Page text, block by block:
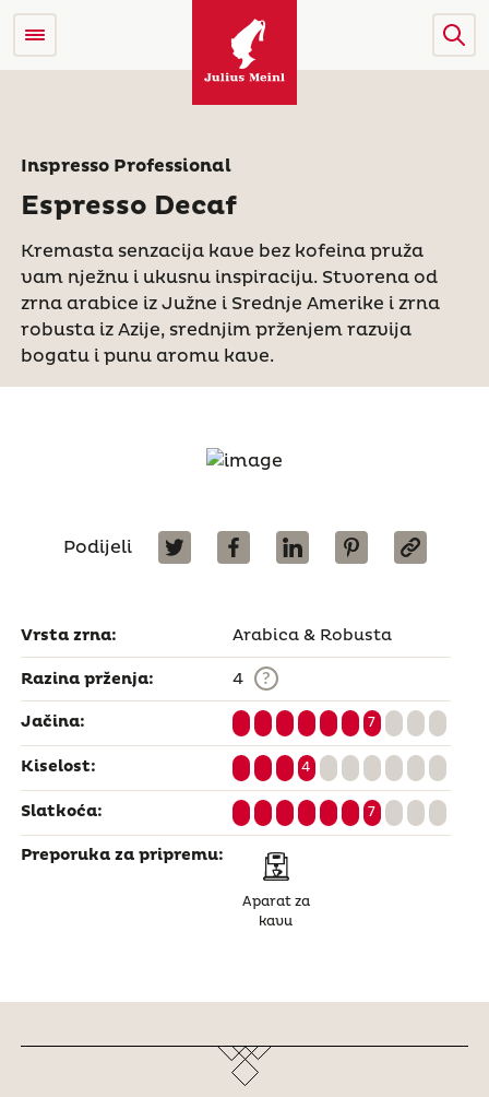
Inspresso Professional
Espresso Decaf
Kremasta senzacija kave bez kofeina pruža
vam nježnu i ukusnu inspiraciju. Stvorena od
zrna arabice iz Južne i Srednje Amerike i zrna
robusta iz Azije, srednjim prženjem razvija
bogatu i punu aromu kave.
Podijeli
Vrsta zrna: Arabica & Robusta
Razina prženja: 4 ?
Jačina: 7
Kiselost: 4
Slatkoća: 7
Preporuka za pripremu:
Aparat za
kavu